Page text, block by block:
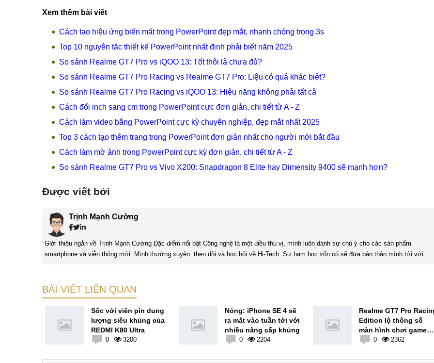
Xem thêm bài viết
Cách tạo hiệu ứng biến mất trong PowerPoint đẹp mắt, nhanh chóng trong 3s
Top 10 nguyên tắc thiết kế PowerPoint nhất định phải biết năm 2025
So sánh Realme GT7 Pro vs iQOO 13: Tốt thôi là chưa đủ?
So sánh Realme GT7 Pro Racing vs Realme GT7 Pro: Liệu có quá khác biệt?
So sánh Realme GT7 Pro Racing vs iQOO 13: Hiệu năng không phải tất cả
Cách đổi inch sang cm trong PowerPoint cực đơn giản, chi tiết từ A - Z
Cách làm video bằng PowerPoint cực kỳ chuyên nghiệp, đẹp mắt nhất 2025
Top 3 cách tạo thêm trang trong PowerPoint đơn giản nhất cho người mới bắt đầu
Cách làm mờ ảnh trong PowerPoint cực kỳ đơn giản, chi tiết từ A - Z
So sánh Realme GT7 Pro vs Vivo X200: Snapdragon 8 Elite hay Dimensity 9400 sẽ mạnh hơn?
Được viết bởi
Trịnh Mạnh Cường
Giới thiệu ngắn về Trịnh Mạnh Cường Đặc điểm nổi bật Công nghệ là một điều thú vị, mình luôn dành sự chú ý cho các sản phẩm
smartphone và viễn thông mới. Mình thường xuyên theo dõi và học hỏi về Hi-Tech. Sự ham học vốn có sẽ đưa bản thân mình tới với
BÀI VIẾT LIÊN QUAN
Sốc với viên pin dung
lượng siêu khủng của
REDMI K80 Ultra
0 3200
Nóng: iPhone SE 4 sẽ
ra mắt vào tuần tới với
nhiều nâng cấp khủng
0 2204
Realme GT7 Pro
Edition lộ thông số
màn hình chơi game
khủng
0 2362